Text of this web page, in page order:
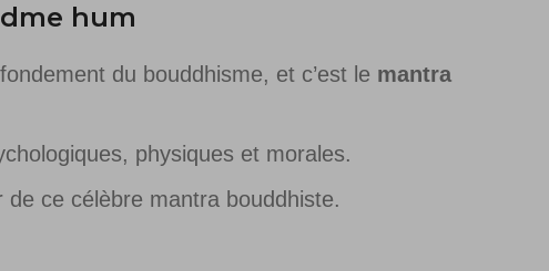
hum
du bouddhisme, et c’est le mantra
physiques et morales.
ce célèbre mantra bouddhiste.